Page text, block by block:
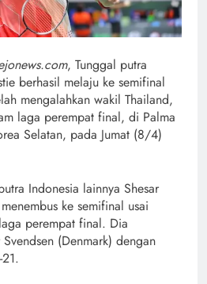
, Tunggal putra
berhasil melaju ke semifinal
mengalahkan wakil Thailand,
laga perempat final, di Palma
Selatan, pada Jumat (8/4)
Indonesia lainnya Shesar
ke semifinal usai
perempat final. Dia
(Denmark) dengan